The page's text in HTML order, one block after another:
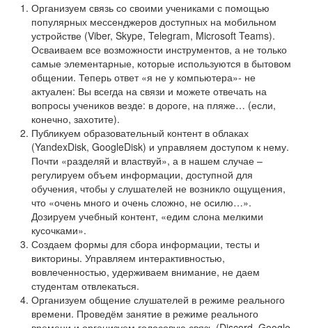
Организуем связь со своими учениками с помощью
популярных мессенджеров доступных на мобильном
устройстве (Viber, Skype, Telegram, Microsoft Teams).
Осваиваем все возможности инструментов, а не только
самые элементарные, которые используются в бытовом
общении. Теперь ответ «я не у компьютера»- не
актуален: Вы всегда на связи и можете отвечать на
вопросы учеников везде: в дороге, на пляже… (если,
конечно, захотите).
Публикуем образовательный контент в облаках
(YandexDisk, GoogleDisk) и управляем доступом к нему.
Почти «разделяй и властвуй», а в нашем случае –
регулируем объем информации, доступной для
обучения, чтобы у слушателей не возникло ощущения,
что «очень много и очень сложно, не осилю…».
Дозируем учебный контент, «едим слона мелкими
кусочками».
Создаем формы для сбора информации, тесты и
викторины. Управляем интерактивностью,
вовлеченностью, удерживаем внимание, не даем
студентам отвлекаться.
Организуем общение слушателей в режиме реального
времени. Проведём занятие в режиме реального